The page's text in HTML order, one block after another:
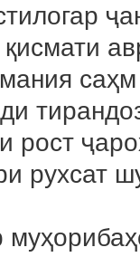
рост
рухсат